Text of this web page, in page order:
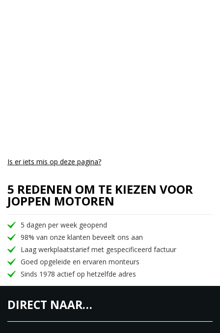
Is er iets mis op deze pagina?
5 REDENEN OM TE KIEZEN VOOR
JOPPEN MOTOREN
5 dagen per week geopend
98% van onze klanten beveelt ons aan
Laag werkplaatstarief met gespecificeerd factuur
Goed opgeleide en ervaren monteurs
Sinds 1978 actief op hetzelfde adres
DIRECT NAAR…